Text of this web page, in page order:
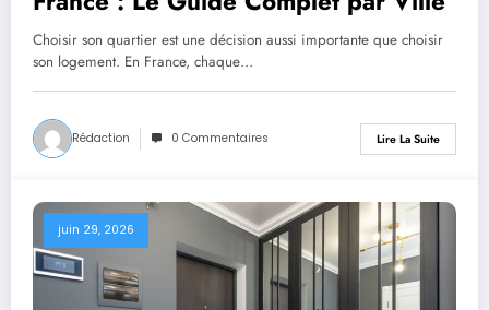
Choisir son quartier est une décision aussi importante que choisir
son logement. En France, chaque…
Rédaction 0 Commentaires Lire La Suite
juin 29, 2026